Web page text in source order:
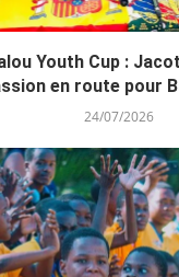
Youth Cup :
en route pour
24/07/2026